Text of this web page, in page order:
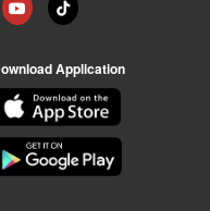
Application